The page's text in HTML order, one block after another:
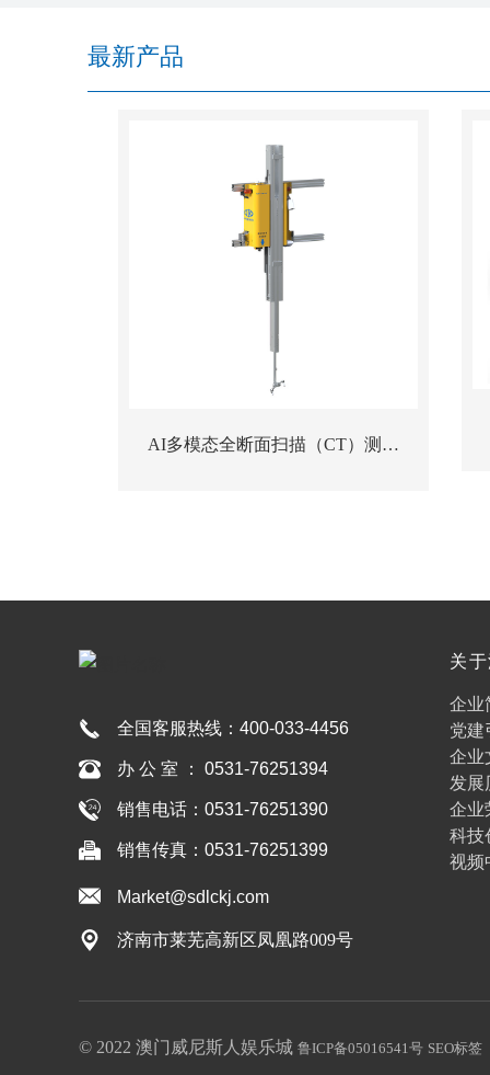
最新产品
AI多模态全断面扫描（CT）测流
全国客服热线： 400-033-4456
办 公 室 ： 0531-76251394
销售电话：0531-76251390
销售传真：0531-76251399
Market@sdlckj.com
济南市莱芜高新区凤凰路009号
关
企业
党建
企业
发展
企业
科技
视频
© 2022 澳门威尼斯人娱乐城 鲁ICP备05016541号 SEO标签